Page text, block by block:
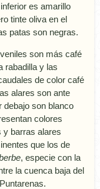
es amarillo
tinte oliva en el
patas son negras.
son más café
rabadilla y las
de color café
alares son ante
debajo son blanco
colores
barras alares
que los de
, especie con la
la cuenca baja del